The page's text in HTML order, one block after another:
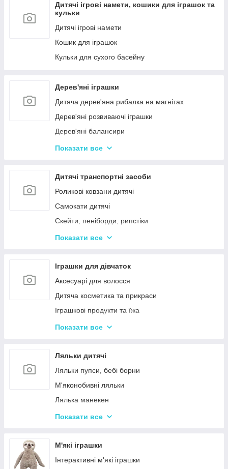
Дитячі ігрові намети, кошики для іграшок та
кульки
Дитячі ігрові намети
Кошик для іграшок
Кульки для сухого басейну
Дерев'яні іграшки
Дитяча дерев'яна рибалка на магнітах
Дерев'яні розвиваючі іграшки
Дерев'яні балансири
Дерев'яні пазли для дорослих
Дерев'яні іграшки-лабіринти
Дерев'яні іграшкові кубики, пірамідки
Дерев'яні іграшки-шнурівки
Дерев'яні дитячі конструктори
Різні дерев'яні іграшки
Показати все
Дитячі транспортні засоби
Роликові ковзани дитячі
Самокати дитячі
Скейти, пеніборди, рипстіки
Каталки та толокари
Показати все
Іграшки для дівчаток
Аксесуарі для волосся
Дитяча косметика та прикраси
Іграшкові продукти та їжа
Іграшковий посуд
Дитячі ігрові набори для прибирання
Дитячі рольові набори лікаря
Дитячий ігровий набір кухня
Дитячий ігровий магазин, касса
Іграшковий салон краси, трюмо
Показати все
Ляльки дитячі
Ляльки пупси, бебі борни
М'яконобивні ляльки
Лялька манекен
Барбі та схожі ляльки
Лялькові будиночки
Візочки для ляльок
Показати все
М'які іграшки
Інтерактивні м'які іграшки